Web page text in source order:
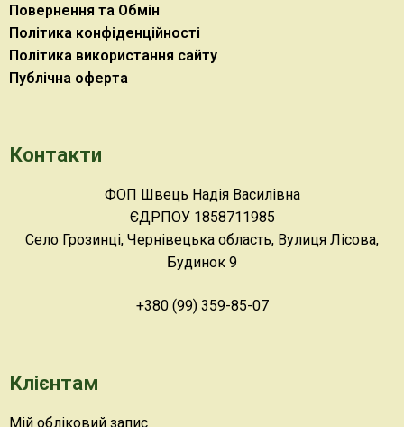
Повернення та Обмін
Політика конфіденційності
Політика використання сайту
Публічна оферта
Контакти
ФОП Швець Надія Василівна
ЄДРПОУ 1858711985
Село Грозинці, Чернівецька область, Вулиця Лісова,
Будинок 9
+380 (99) 359-85-07
Клієнтам
Мій обліковий запис